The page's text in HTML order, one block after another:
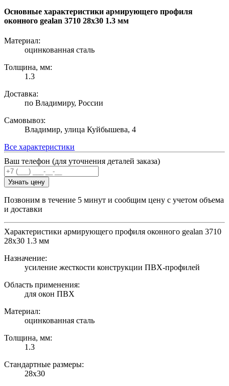
Основные характеристики армирующего профиля
оконного gealan 3710 28х30 1.3 мм
Материал:
оцинкованная сталь
Толщина, мм:
1.3
Доставка:
по Владимиру, России
Самовывоз:
Владимир, улица Куйбышева, 4
Все характеристики
Ваш телефон (для уточнения деталей заказа)
Узнать цену
Позвоним в течение 5 минут и сообщим цену с учетом объема
и доставки
Характеристики армирующего профиля оконного gealan 3710
28х30 1.3 мм
Назначение:
усиление жесткости конструкции ПВХ-профилей
Область применения:
для окон ПВХ
Материал:
оцинкованная сталь
Толщина, мм:
1.3
Стандартные размеры:
28х30